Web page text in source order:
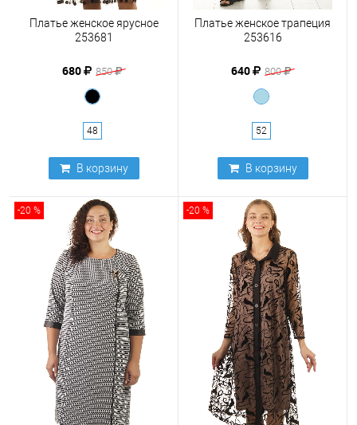
Платье женское ярусное
253681
680 850
48
В корзину
Платье женское трапеция
253616
640 800
52
В корзину
-20 % -20 %